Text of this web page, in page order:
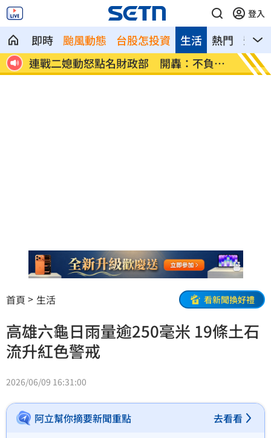
登入
即時 颱風動態 台股怎投資 熱門 影音
生活
責
稱中聯未參與下架會議挨批 衛福部:無欺瞞
比加
病
首頁 生活 看新聞換好禮
高雄六龜日雨量逾250毫米 19條土石
流升紅色警戒
2026/06/09 16:31:00
阿立幫你摘要新聞重點 去看看